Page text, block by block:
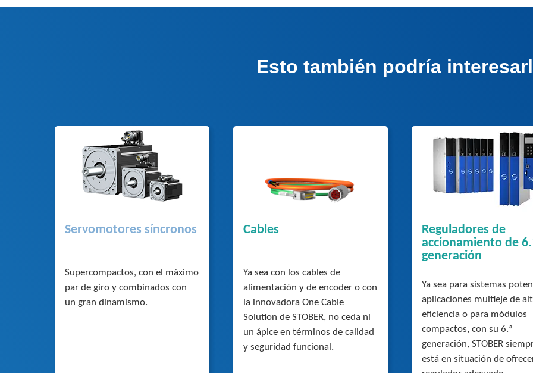
Esto también podría
Servomotores síncronos
Supercompactos, con el máximo
par de giro y combinados con
un gran dinamismo.
Cables
Ya sea con los cables de
alimentación y de encoder o con
la innovadora One Cable
Solution de STOBER, no ceda ni
un ápice en términos de calidad
y seguridad funcional.
Reguladores de
accionamiento de
generación
Ya sea para sistemas
aplicaciones multieje de
eficiencia o para módulos
compactos, con su 6.ª
generación, STOBER
está en situación de